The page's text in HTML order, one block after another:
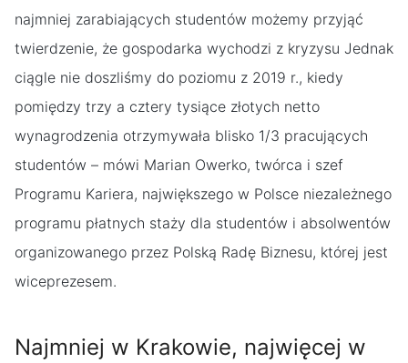
najmniej zarabiających studentów możemy przyjąć
twierdzenie, że gospodarka wychodzi z kryzysu Jednak
ciągle nie doszliśmy do poziomu z 2019 r., kiedy
pomiędzy trzy a cztery tysiące złotych netto
wynagrodzenia otrzymywała blisko 1/3 pracujących
studentów – mówi Marian Owerko, twórca i szef
Programu Kariera, największego w Polsce niezależnego
programu płatnych staży dla studentów i absolwentów
organizowanego przez Polską Radę Biznesu, której jest
wiceprezesem.
Najmniej w Krakowie, najwięcej w